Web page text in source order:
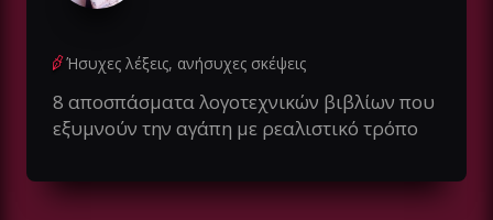
Ήσυχες λέξεις, ανήσυχες σκέψεις
8 αποσπάσματα λογοτεχνικών βιβλίων που
εξυμνούν την αγάπη με ρεαλιστικό τρόπο